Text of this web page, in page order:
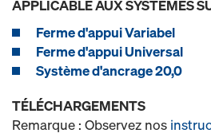
APPLICABLE AUX SYSTÈMES
Ferme d'appui Variabel
Ferme d'appui Universal
Système d'ancrage 20,0
TÉLÉCHARGEMENTS
Remarque : Observez nos